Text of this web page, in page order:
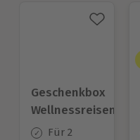
Geschenkbox
Wellnessreisen
Für 2